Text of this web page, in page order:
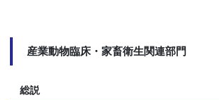
産業動物臨床・家畜衛生関連部門
総説